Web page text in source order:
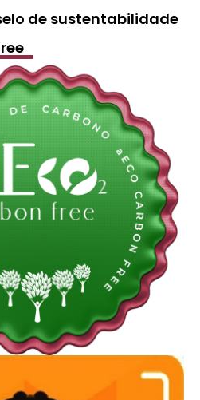
de sustentabilidade